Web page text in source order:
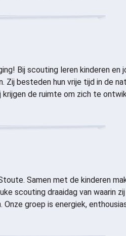
Bij scouting leren kinderen en
Zij besteden hun vrije tijd in de
krijgen de ruimte om zich te
Samen met de kinderen
scouting draaidag van waarin
Onze groep is energiek,